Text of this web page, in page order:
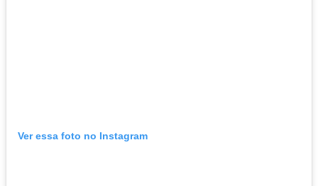
Ver essa foto no Instagram